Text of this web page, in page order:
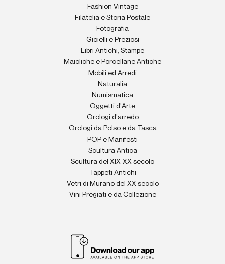
Fashion Vintage
Filatelia e Storia Postale
Fotografia
Gioielli e Preziosi
Libri Antichi, Stampe
Maioliche e Porcellane Antiche
Mobili ed Arredi
Naturalia
Numismatica
Oggetti d'Arte
Orologi d'arredo
Orologi da Polso e da Tasca
POP e Manifesti
Scultura Antica
Scultura del XIX-XX secolo
Tappeti Antichi
Vetri di Murano del XX secolo
Vini Pregiati e da Collezione